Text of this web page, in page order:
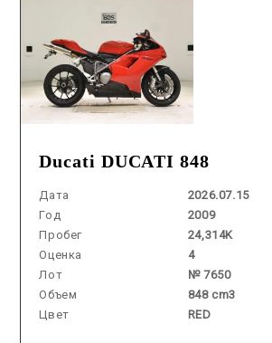
Ducati DUCATI 848
Дата
2026.07.15
Год
2009
Пробег
24,314K
Оценка
4
Лот
№ 7650
Объем
848 cm3
Цвет
RED